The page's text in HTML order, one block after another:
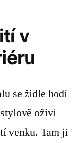
v
se židle hodí
oživí
venku. Tam ji